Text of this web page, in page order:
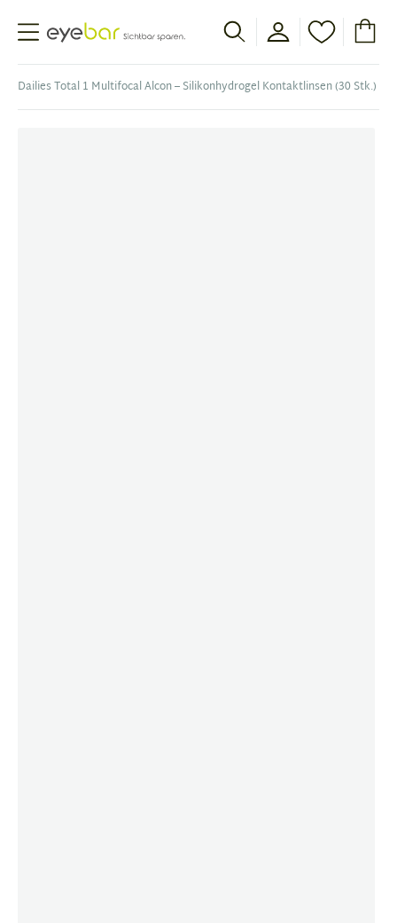
Abele Optic
Dailies Total 1 Multifocal Alcon – Silikonhydrogel Kontaktlinsen (30 Stk.)